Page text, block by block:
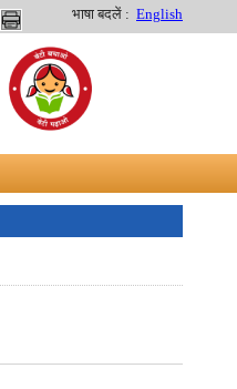
भाषा बदलें : English